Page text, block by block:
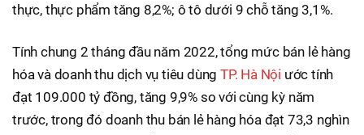
thực, thực phẩm tăng 8,2%; ô tô dưới 9 chỗ tăng 3,1%.
Tính chung 2 tháng đầu năm 2022, tổng mức bán lẻ hàng
hóa và doanh thu dịch vụ tiêu dùngTP. Hà Nội ước tính
đạt 109.000 tỷ đồng, tăng 9,9% so với cùng kỳ năm
trước, trong đó doanh thu bán lẻ hàng hóa đạt 73,3 nghìn